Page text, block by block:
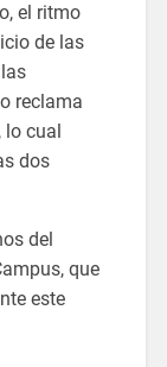
el ritmo
de las
reclama
lo cual
dos
del
que
este